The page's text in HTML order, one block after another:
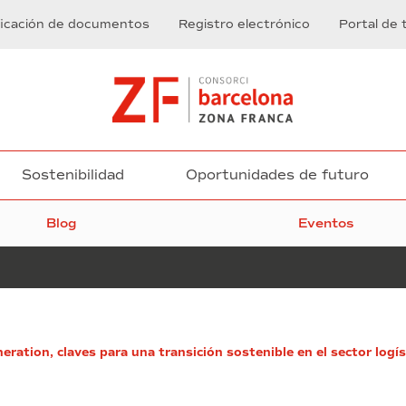
de documentos Registro electrónico Portal de
Sostenibilidad Oportunidades de futuro
Blog Eventos
claves para una transición sostenible en el sector
Project